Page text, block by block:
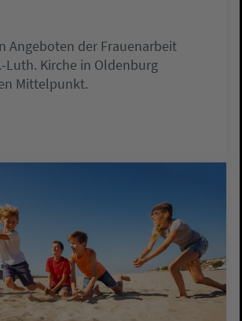
Angeboten der Frauenarbeit
Luth. Kirche in Oldenburg
Mittelpunkt.